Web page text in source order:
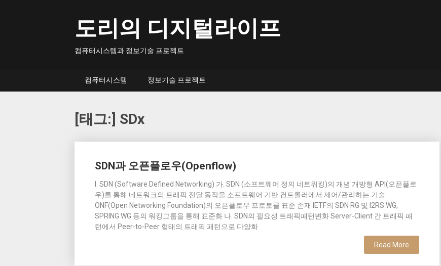
도리의 디지털라이프
컴퓨터시스템과 정보기술 프로젝트
컴퓨터시스템 정보기술 프로젝트
[태그:] SDx
SDN과 오픈플로우(Openflow)
I. SDN (Software Defined Networking) 가. SDN (소프트웨어 정의 네트워킹)의 개념 개방형 API(오픈플로
우)를 통해 네트워크의 트래픽 전달 동작을 소프트웨어 기반 컨트롤러에서 제어/관리하는 기술
ONF(Open Networking Foundation)의 오픈플로우 프로토콜 표준 존재 IETF의 SDN RG 및 I2RS WG,
SPRING WG 등의 워킹그룹을 통해 표준화 나. SDN의 필요성 트래픽패턴변화 Server-Client 간 트래픽 패
턴에서 Peer-to-Peer 형태의 트래픽 패턴으로 다양화
Read More
navigation